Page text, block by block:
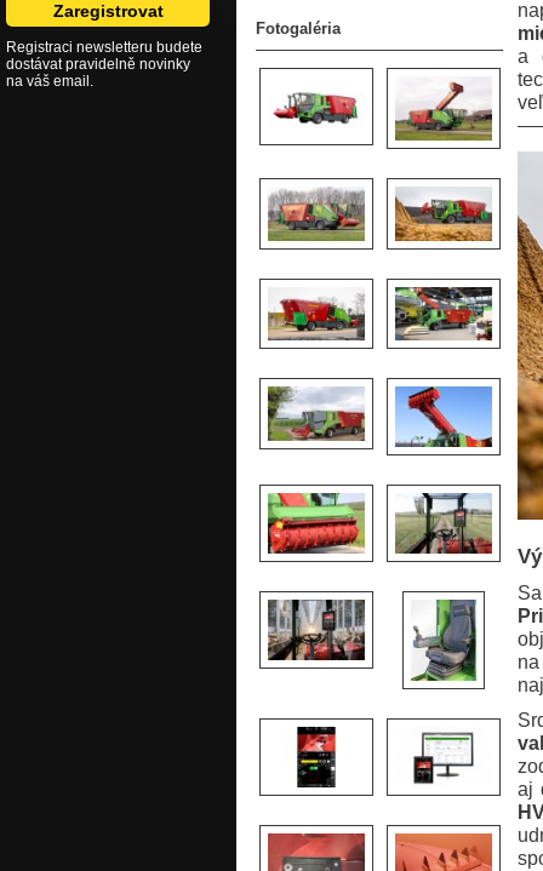
a
aj
Fotogaléria
Registraci newsletteru budete
dostávat pravidelně novinky
na váš email.